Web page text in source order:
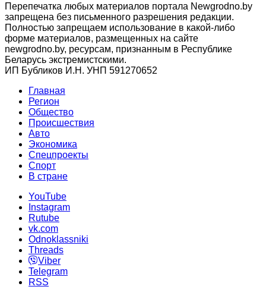
Перепечатка любых материалов портала Newgrodno.by
запрещена без письменного разрешения редакции.
Полностью запрещаем использование в какой-либо
форме материалов, размещенных на сайте
newgrodno.by, ресурсам, признанным в Республике
Беларусь экстремистскими.
ИП Бубликов И.Н. УНП 591270652
Главная
Регион
Общество
Происшествия
Авто
Экономика
Спецпроекты
Cпорт
В стране
YouTube
Instagram
Rutube
vk.com
Odnoklassniki
Threads
Viber
Telegram
RSS